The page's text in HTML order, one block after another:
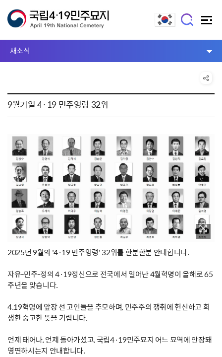
새소식
9월기일 4·19 민주영령 32위
2025년 9월의 '4·19 민주영령' 32위를 한분한분 안내합니다.
자유-민주-정의 4·19정신으로 전국에서 일어난 4월혁명이 올해로 65
주년을 맞습니다.
4.19혁명에 앞장 선 고인들을 추모하며, 민주주의 쟁취에 헌신하고 희
생한 숭고한 뜻을 기립니다.
언제 태어나, 언제 돌아가셨고, 국립4·19민주묘지 어느 묘역에 안장돼
영면하시는지 안내합니다.